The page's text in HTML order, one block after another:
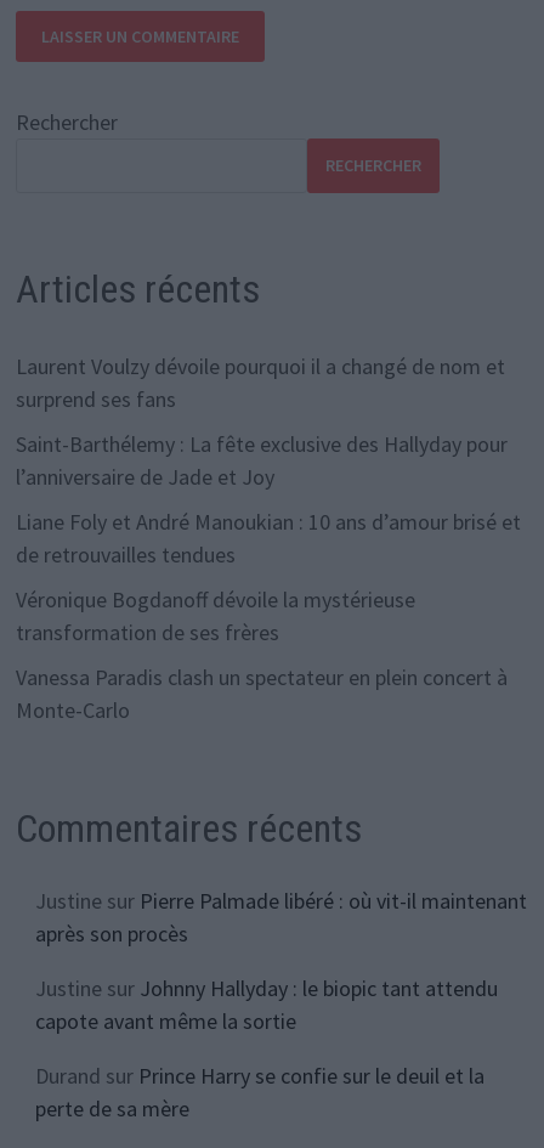
Rechercher
RECHERCHER
Articles récents
Laurent Voulzy dévoile pourquoi il a changé de nom et
surprend ses fans
Saint-Barthélemy : La fête exclusive des Hallyday pour
l’anniversaire de Jade et Joy
Liane Foly et André Manoukian : 10 ans d’amour brisé et
de retrouvailles tendues
Véronique Bogdanoff dévoile la mystérieuse
transformation de ses frères
Vanessa Paradis clash un spectateur en plein concert à
Monte-Carlo
Commentaires récents
Justinesur Pierre Palmade libéré : où vit-il maintenant
après son procès
Justinesur Johnny Hallyday : le biopic tant attendu
capote avant même la sortie
Durand sur Prince Harry se confie sur le deuil et la
perte de sa mère